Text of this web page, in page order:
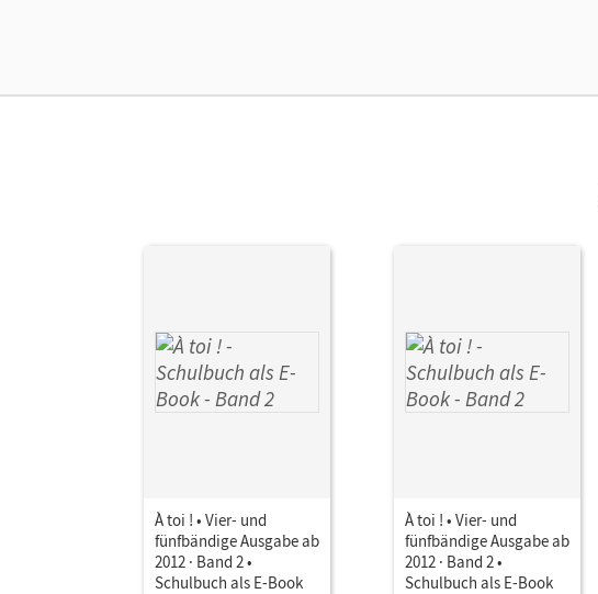
Verlag
À toi ! • Vier- und
fünfbändige Ausgabe ab
2012 · Band 2 •
Schulbuch als E-Book
À toi ! • Vier- und
fünfbändige Ausgabe ab
2012 · Band 2 •
Schulbuch als E-Book